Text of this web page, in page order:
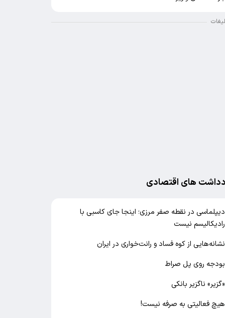
های اقتصادی
دیپلماسی در نقطه صفر مرزی؛ اینجا جای کاسبی با
رادیکالیسم نیست
نشانه‌هایی از کوه فساد و رانت‌خواری در ایران
بودجه روی پل صراط
«گزیر» ناگزیر بانکی
هیچ فعالیتی به صرفه نیست!